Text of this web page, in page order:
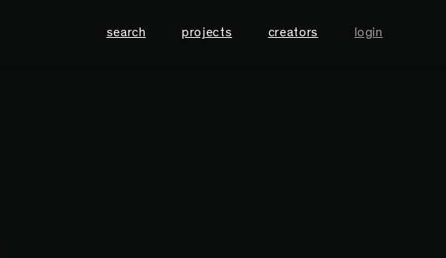
search projects creators login